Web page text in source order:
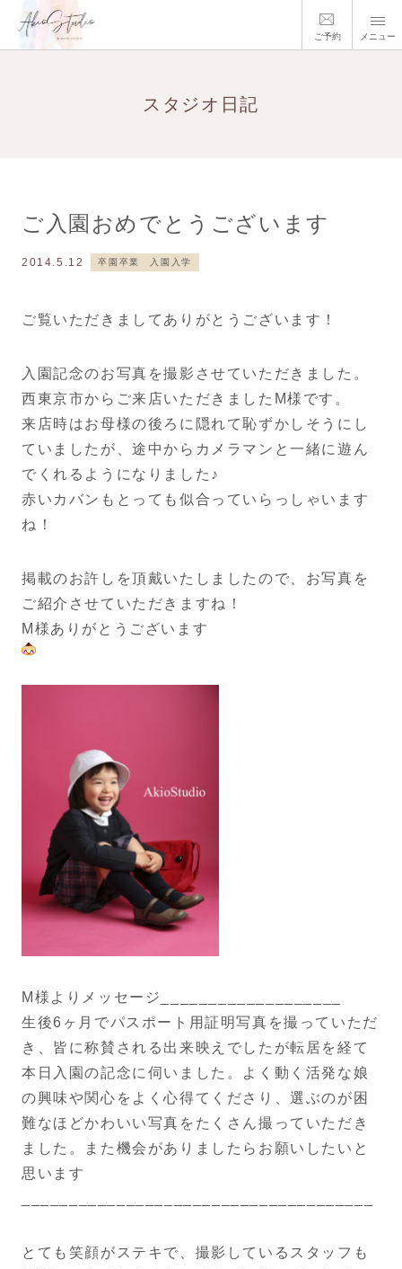
ご予約 メニュー
スタジオ日記
ご入園おめでとうございます
2014.5.12 卒園卒業 入園入学
ご覧いただきましてありがとうございます！
入園記念のお写真を撮影させていただきました。
西東京市からご来店いただきましたM様です。
来店時はお母様の後ろに隠れて恥ずかしそうにし
ていましたが、途中からカメラマンと一緒に遊ん
でくれるようになりました♪
赤いカバンもとっても似合っていらっしゃいます
ね！
掲載のお許しを頂戴いたしましたので、お写真を
ご紹介させていただきますね！
M様ありがとうございます
M様よりメッセージ___________________
生後6ヶ月でパスポート用証明写真を撮っていただ
き、皆に称賛される出来映えでしたが転居を経て
本日入園の記念に伺いました。よく動く活発な娘
の興味や関心をよく心得てくださり、選ぶのが困
難なほどかわいい写真をたくさん撮っていただき
ました。また機会がありましたらお願いしたいと
思います
とても笑顔がステキで、撮影しているスタッフも